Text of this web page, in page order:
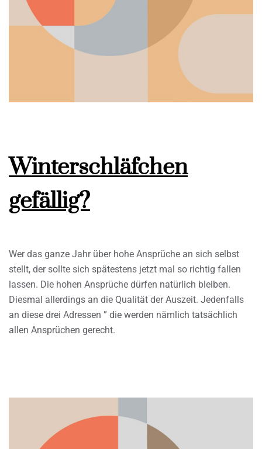
Winterschläfchen
gefällig?
Wer das ganze Jahr über hohe Ansprüche an sich selbst
stellt, der sollte sich spätestens jetzt mal so richtig fallen
lassen. Die hohen Ansprüche dürfen natürlich bleiben.
Diesmal allerdings an die Qualität der Auszeit. Jedenfalls
an diese drei Adressen ” die werden nämlich tatsächlich
allen Ansprüchen gerecht.